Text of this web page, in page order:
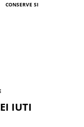
CONSERVE SI
IUTI